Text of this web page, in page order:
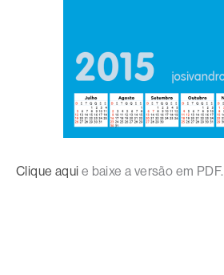
Clique aqui e baixe a versão em PDF.